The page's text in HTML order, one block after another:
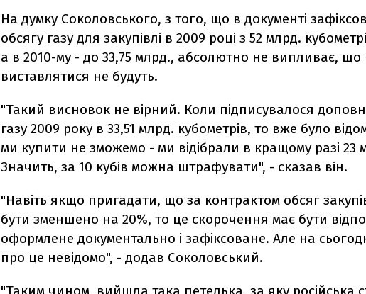
На думку Соколовського, з того, що в документі
обсягу газу для закупівлі в 2009 році з 52 млрд.
а в 2010-му - до 33,75 млрд., абсолютно не випливає,
виставлятися не будуть.
"Такий висновок не вірний. Коли підписувалося
газу 2009 року в 33,51 млрд. кубометрів, то вже було
ми купити не зможемо - ми відібрали в кращому разі 23
Значить, за 10 кубів можна штрафувати", - сказав він.
"Навіть якщо пригадати, що за контрактом обсяг
бути зменшено на 20%, то це скорочення має бути
оформлене документально і зафіксоване. Але на
про це невідомо", - додав Соколовський.